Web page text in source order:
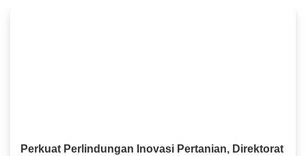
Perkuat Perlindungan Inovasi Pertanian, Direktorat